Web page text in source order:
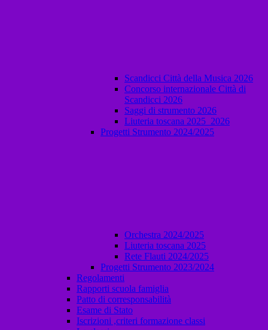
Scandicci Città della Musica 2026
Concorso internazionale Città di
Scandicci 2026
Saggi di strumento 2026
Liuteria toscana 2025_2026
Progetti Strumento 2024/2025
Orchestra 2024/2025
Liuteria toscana 2025
Rete Flauti 2024/2025
Progetti Strumento 2023/2024
Regolamenti
Rapporti scuola famiglia
Patto di corresponsabilità
Esame di Stato
Iscrizioni ,criteri formazione classi